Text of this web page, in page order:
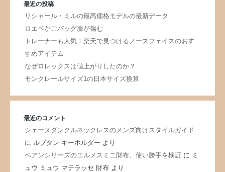
最近の投稿
リシャール・ミルの最高価格モデルの最新データ
ロエベかごバッグ服が傷む
トレーナーも人気！楽天で見つけるノースフェイスのおす
すめアイテム
なぜロレックスは値上がりしたのか？
モンクレールサイズ1の日本サイズ換算
最近のコメント
シェーヌダンクルネックレスのメンズ向けスタイルガイド
に ルブタン キーホルダー より
ベアンシリーズのエルメスミニ財布、使い勝手を検証に ミ
ュウ ミュウ マテラッセ 財布より